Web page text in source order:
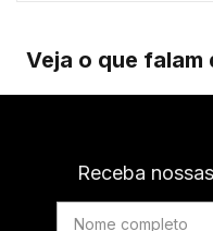
Veja o que falam
Receba